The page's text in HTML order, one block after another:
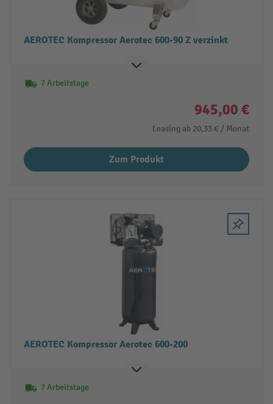
AEROTEC Kompressor Aerotec 600-90 Z verzinkt
7 Arbeitstage
945,00 €
Leasing ab 20,33 € / Monat
Zum Produkt
AEROTEC Kompressor Aerotec 600-200
7 Arbeitstage